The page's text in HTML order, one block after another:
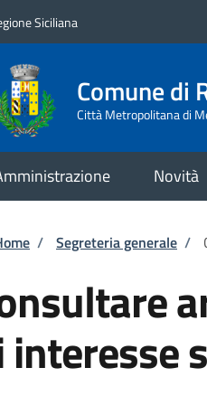
Siciliana
Comune di
Città Metropolitana di
Novità
di
/ Segreteria generale /
interesse